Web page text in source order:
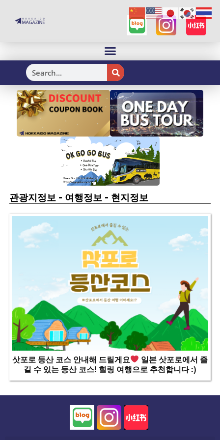
H
관광지정보- 여행정보- 현지정보
삿포로 등산 코스 안내해 드릴게요
일본 삿포로에서 즐
길 수 있는 등산 코스! 힐링 여행으로 추천합니다 :)